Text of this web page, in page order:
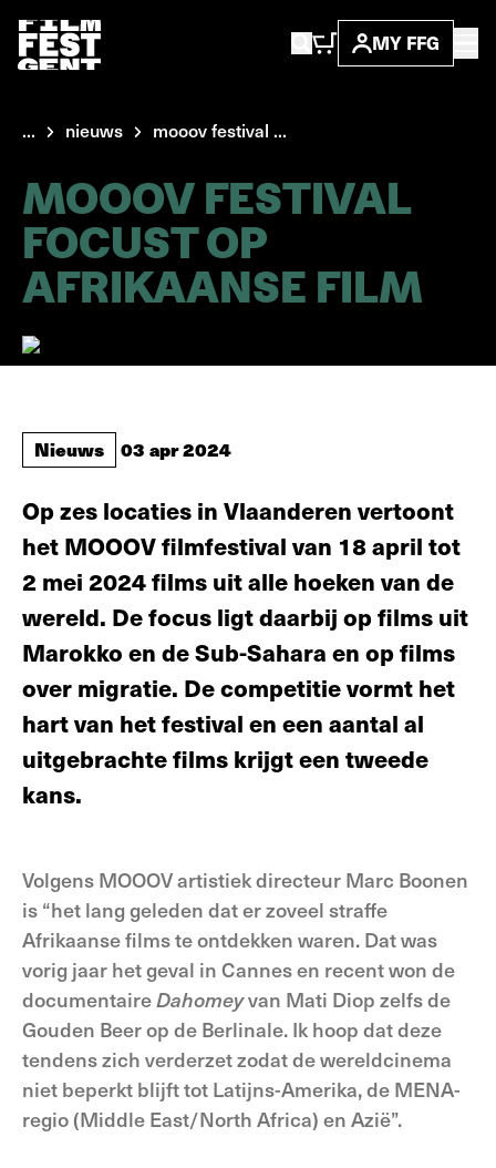
MY FFG
... nieuws mooov festival ...
MOOOV FESTIVAL
FOCUST OP
AFRIKAANSE FILM
Nieuws 03 apr 2024
Op zes locaties in Vlaanderen vertoont
het MOOOV filmfestival van 18 april tot
2 mei 2024 films uit alle hoeken van de
wereld. De focus ligt daarbij op films uit
Marokko en de Sub-Sahara en op films
over migratie. De competitie vormt het
hart van het festival en een aantal al
uitgebrachte films krijgt een tweede
kans.
Volgens MOOOV artistiek directeur Marc Boonen
is “het lang geleden dat er zoveel straffe
Afrikaanse films te ontdekken waren. Dat was
vorig jaar het geval in Cannes en recent won de
documentaireDahomeyvan Mati Diop zelfs de
Gouden Beer op de Berlinale. Ik hoop dat deze
tendens zich verderzet zodat de wereldcinema
niet beperkt blijft tot Latijns-Amerika, de MENA-
regio (Middle East/North Africa) en Azië”.